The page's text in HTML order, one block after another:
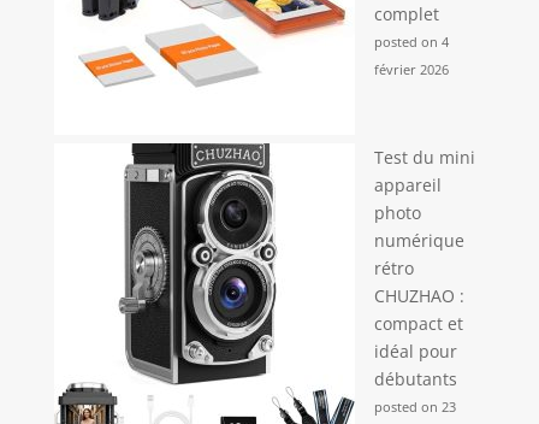
complet
posted on 4
février 2026
Test du mini
appareil
photo
numérique
rétro
CHUZHAO :
compact et
idéal pour
débutants
posted on 23